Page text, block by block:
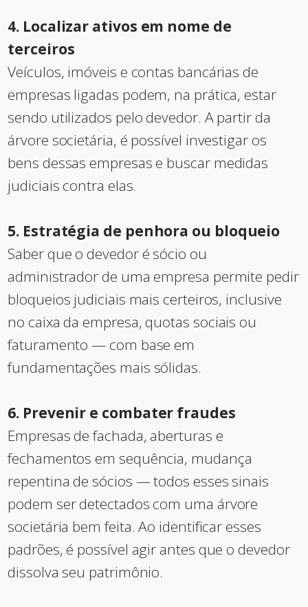
4. Localizar ativos em nome de
terceiros
Veículos, imóveis e contas bancárias de
empresas ligadas podem, na prática, estar
sendo utilizados pelo devedor. A partir da
árvore societária, é possível investigar os
bens dessas empresas e buscar medidas
judiciais contra elas.
5. Estratégia de penhora ou bloqueio
Saber que o devedor é sócio ou
administrador de uma empresa permite pedir
bloqueios judiciais mais certeiros, inclusive
no caixa da empresa, quotas sociais ou
faturamento — com base em
fundamentações mais sólidas.
6. Prevenir e combater fraudes
Empresas de fachada, aberturas e
fechamentos em sequência, mudança
repentina de sócios — todos esses sinais
podem ser detectados com uma árvore
societária bem feita. Ao identificar esses
padrões, é possível agir antes que o devedor
dissolva seu patrimônio.